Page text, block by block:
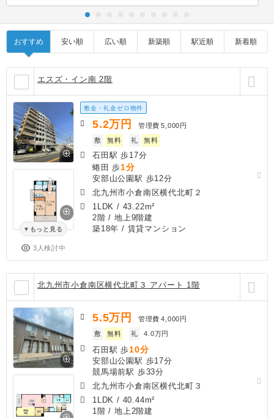
おすすめ 安い順 広い順 新築順 駅近順 新着順
エスズ・イン南 2階
もっと見る
3人検討中
敷金・礼金ゼロ物件
5.2万円 管理費 5,000円
敷
無料 礼 無料
石田駅 歩17分
蜷田 歩1分
安部山公園駅 歩12分
北九州市小倉南区横代北町２
1LDK / 43.22m²
2階 / 地上9階建
築18年 / 賃貸マンション
北九州市小倉南区横代北町３ アパート 1階
5.5万円 管理費 4,000円
敷
無料 礼 4.0万円
石田駅 歩10分
安部山公園駅 歩17分
競馬場前駅 歩33分
北九州市小倉南区横代北町３
1LDK / 40.44m²
1階 / 地上2階建